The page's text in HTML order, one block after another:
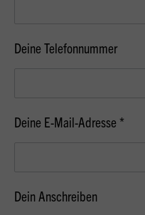
Deine Telefonnummer
Deine E-Mail-Adresse *
Dein Anschreiben